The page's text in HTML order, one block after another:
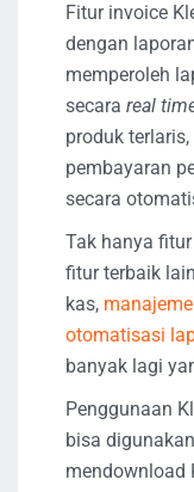
Fitur invoice
dengan
memperoleh
secara real
produk
pembayaran
secara
Tak hanya
fitur terbaik
kas,
otomatisasi
banyak lagi
Penggunaan
bisa
mendownload